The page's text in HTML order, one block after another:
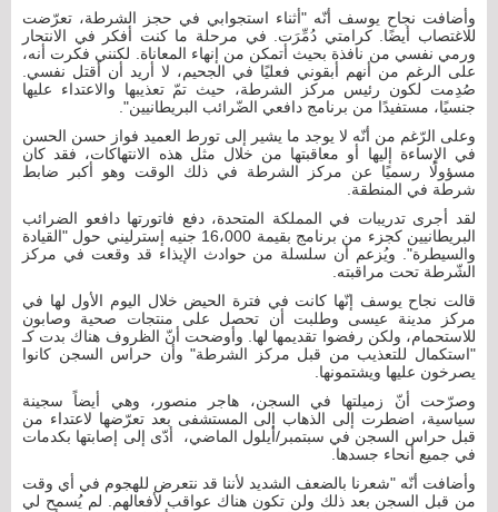
وأضافت نجاح يوسف أنّه "أثناء استجوابي في حجز الشرطة، تعرّضت
للاغتصاب أيضًا. كرامتي دُمِّرَت. في مرحلة ما كنت أفكر في الانتحار
ورمي نفسي من نافذة بحيث أتمكن من إنهاء المعاناة. لكنني فكرت أنه،
على الرغم من أنهم أبقوني فعليًا في الجحيم، لا أريد أن أقتل نفسي.
صُدِمت لكون رئيس مركز الشرطة، حيث تمّ تعذيبها والاعتداء عليها
جنسيًا، مستفيدًا من برنامج دافعي الضّرائب البريطانيين".
وعلى الرّغم من أنّه لا يوجد ما يشير إلى تورط العميد فواز حسن الحسن
في الإساءة إليها أو معاقبتها من خلال مثل هذه الانتهاكات، فقد كان
مسؤولًا رسميًا عن مركز الشرطة في ذلك الوقت وهو أكبر ضابط
شرطة في المنطقة.
لقد أجرى تدريبات في المملكة المتحدة، دفع فاتورتها دافعو الضرائب
البريطانيين كجزء من برنامج بقيمة 16،000 جنيه إسترليني حول "القيادة
والسيطرة". ويُزعم أن سلسلة من حوادث الإيذاء قد وقعت في مركز
الشّرطة تحت مراقبته.
قالت نجاح يوسف إنّها كانت في فترة الحيض خلال اليوم الأول لها في
مركز مدينة عيسى وطلبت أن تحصل على منتجات صحية وصابون
للاستحمام، ولكن رفضوا تقديمها لها. وأوضحت أنّ الظروف هناك بدت كـ
"استكمال للتعذيب من قبل مركز الشرطة" وأن حراس السجن كانوا
يصرخون عليها ويشتمونها.
وصرّحت أنّ زميلتها في السجن، هاجر منصور، وهي أيضاً سجينة
سياسية، اضطرت إلى الذهاب إلى المستشفى بعد تعرّضها لاعتداء من
قبل حراس السجن في سبتمبر/أيلول الماضي، أدّى إلى إصابتها بكدمات
في جميع أنحاء جسدها.
وأضافت أنّه "شعرنا بالضعف الشديد لأننا قد نتعرض للهجوم في أي وقت
من قبل السجن بعد ذلك ولن تكون هناك عواقب لأفعالهم. لم يُسمح لي